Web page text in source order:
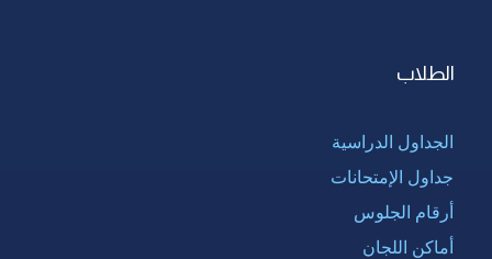
الطلاب
الجداول الدراسية
جداول الإمتحانات
أرقام الجلوس
أماكن اللجان